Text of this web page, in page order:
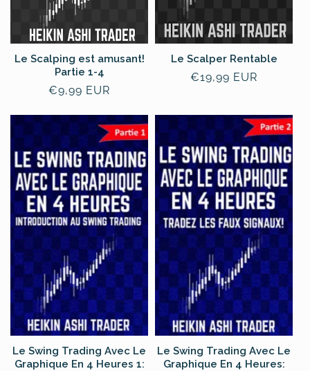
Le Scalping est amusant!
Partie 1-4
Normale
€9,99 EUR
Le Scalper Rentable
Normale
€19,99 EUR
Le Swing Trading Avec Le
Graphique En 4 Heures 1:
Le Swing Trading Avec Le
Graphique En 4 Heures: